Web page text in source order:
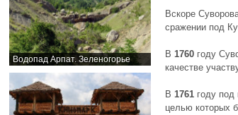
Водопад Арпат. Зеленогорье
Вскоре
сражении под
В 1760 году
качестве
В 1761 году
целью которых